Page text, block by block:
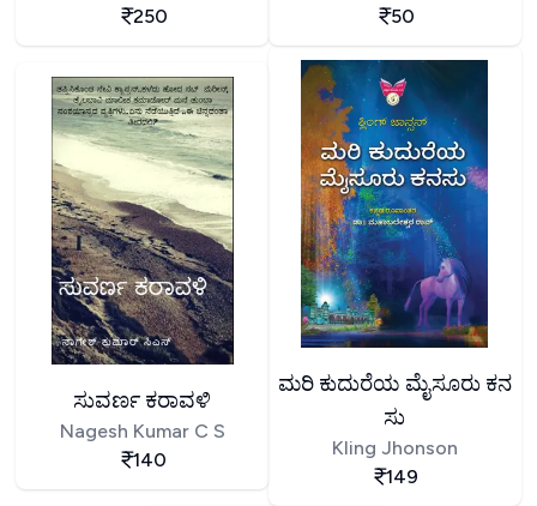
250
50
ಸುವರ್ಣ ಕರಾವಳಿ
Nagesh Kumar C S
140
ಮರಿ ಕುದುರೆಯ ಮೈಸೂರು ಕನ
ಸು
Kling Jhonson
149